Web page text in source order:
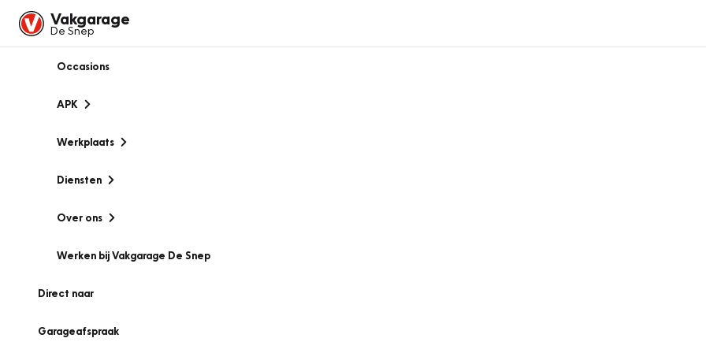
Vakgarage
De Snep
Occasions
APK
Werkplaats
Diensten
Over ons
Werken bij Vakgarage De Snep
Direct naar
Garageafspraak